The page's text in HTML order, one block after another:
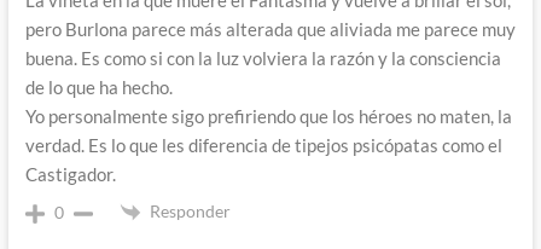
pero Burlona parece más alterada que aliviada me parece muy
buena. Es como si con la luz volviera la razón y la consciencia
de lo que ha hecho.
Yo personalmente sigo prefiriendo que los héroes no maten, la
verdad. Es lo que les diferencia de tipejos psicópatas como el
Castigador.
0 Responder